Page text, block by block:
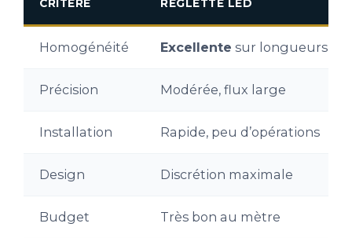
CRITÈRE RÉGLETTE LED
Homogénéité Excellente sur longueurs
Précision Modérée, flux large
Installation Rapide, peu d’opérations
Design Discrétion maximale
Budget Très bon au mètre